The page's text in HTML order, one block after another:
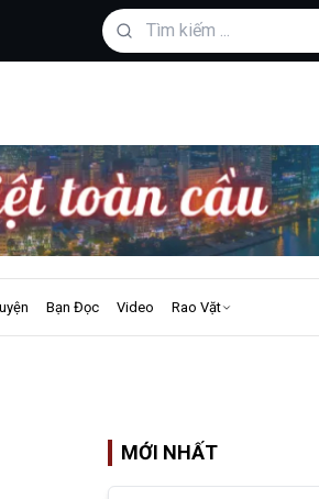
Bạn Đọc Video Rao Vặt
MỚI NHẤT